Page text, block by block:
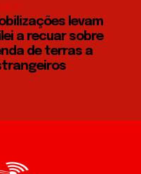
levam
a recuar sobre
de terras a